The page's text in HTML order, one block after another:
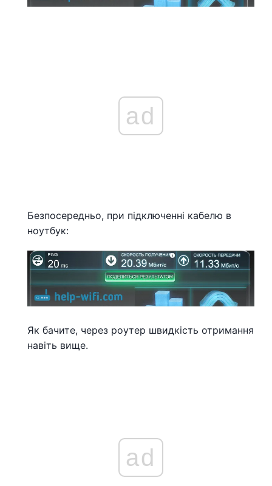
ad
Безпосередньо, при підключенні кабелю в
ноутбук:
Як бачите, через роутер швидкість отримання
навіть вище.
ad